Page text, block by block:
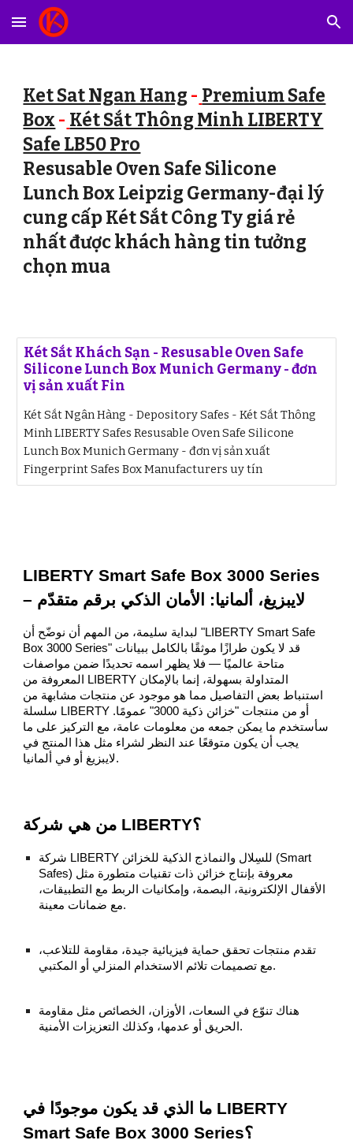
Skip to main content Skip to navigation
Ket Sat Ngan Hang - Premium Safe
Box - Két Sắt Thông Minh LIBERTY
Safe LB50 Pro
Resusable Oven Safe Silicone
Lunch Box Leipzig Germany-đại lý
cung cấp Két Sắt Công Ty giá rẻ
nhất được khách hàng tin tưởng
chọn mua
Két Sắt Khách Sạn - Resusable Oven Safe
Silicone Lunch Box Munich Germany - đơn
vị sản xuất Fin
Két Sắt Ngân Hàng - Depository Safes - Két Sắt Thông
Minh LIBERTY Safes Resusable Oven Safe Silicone
Lunch Box Munich Germany - đơn vị sản xuất
Fingerprint Safes Box Manufacturers uy tín
LIBERTY Smart Safe Box 3000 Series
– لايبزيغ، ألمانيا: الأمان الذكي برقم متقدّم
لبداية سليمة، من المهم أن نوضّح أن "LIBERTY Smart Safe
Box 3000 Series" قد لا يكون طرازًا موثقًا بالكامل ببيانات
متاحة عالميًا — فلا يظهر اسمه تحديدًا ضمن مواصفات
المعروفة من LIBERTY المتداولة بسهولة، إنما بالإمكان
استنباط بعض التفاصيل مما هو موجود عن منتجات مشابهة من
سلسلة LIBERTY أو من منتجات "خزائن ذكية 3000" عمومًا.
سأستخدم ما يمكن جمعه من معلومات عامة، مع التركيز على ما
يجب أن يكون متوقعًا عند النظر لشراء مثل هذا المنتج في
لايبزيغ أو في ألمانيا.
من هي شركة LIBERTY؟
شركة LIBERTY للسِلال والنماذج الذكية للخزائن (Smart
Safes) معروفة بإنتاج خزائن ذات تقنيات متطورة مثل
الأقفال الإلكترونية، البصمة، وإمكانيات الربط مع التطبيقات،
مع ضمانات معينة.
تقدم منتجات تحقق حماية فيزيائية جيدة، مقاومة للتلاعب،
مع تصميمات تلائم الاستخدام المنزلي أو المكتبي.
هناك تنوّع في السعات، الأوزان، الخصائص مثل مقاومة
الحريق أو عدمها، وكذلك التعزيزات الأمنية.
ما الذي قد يكون موجودًا في LIBERTY
Smart Safe Box 3000 Series؟